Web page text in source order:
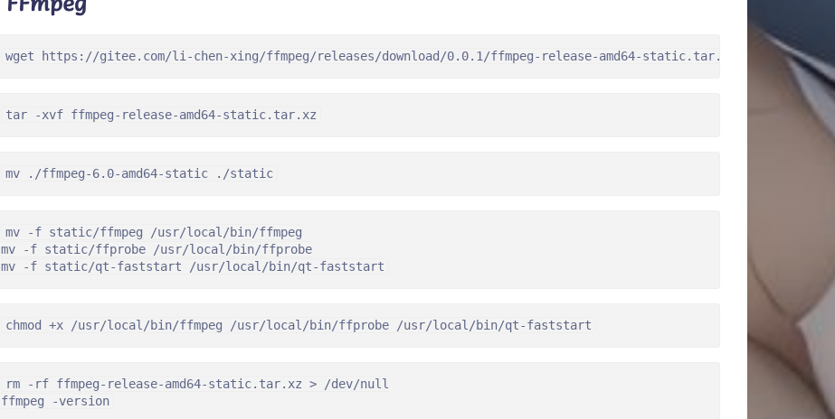
wget https://gitee.com/li-chen-xing/ffmpeg/releases/download/0.0.1/ffmpeg-release-amd64-static.tar.xz
tar -xvf ffmpeg-release-amd64-static.tar.xz
mv ./ffmpeg-6.0-amd64-static ./static
mv -f static/ffmpeg /usr/local/bin/ffmpeg
mv -f static/ffprobe /usr/local/bin/ffprobe
mv -f static/qt-faststart /usr/local/bin/qt-faststart
chmod +x /usr/local/bin/ffmpeg /usr/local/bin/ffprobe /usr/local/bin/qt-faststart
rm -rf ffmpeg-release-amd64-static.tar.xz > /dev/null
ffmpeg -version